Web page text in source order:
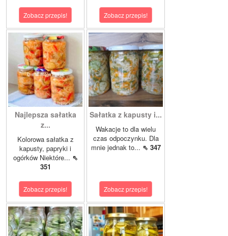
Zobacz przepis! Zobacz przepis!
Najlepsza sałatka
z...
Kolorowa sałatka z
kapusty, papryki i
ogórków Niektóre... ⇖
351
Zobacz przepis!
Sałatka z kapusty i...
Wakacje to dla wielu
czas odpoczynku. Dla
mnie jednak to... ⇖ 347
Zobacz przepis!